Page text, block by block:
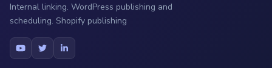
Internal linking. WordPress publishing and
scheduling. Shopify publishing